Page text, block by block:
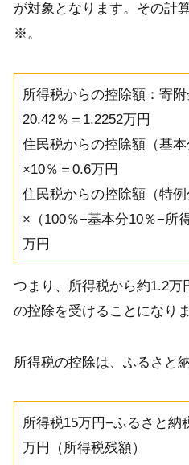
が対象となります。その計
※。
所得税からの控除額：寄
20.42％＝1.2252万円
住民税からの控除額（基
×10％＝0.6万円
住民税からの控除額（特
×（100％−基本分10％−所
万円
つまり、所得税から約1.2万
の控除を受けることになりま
所得税の控除は、ふるさと
所得税15万円−ふるさと納
万円（所得税残額）